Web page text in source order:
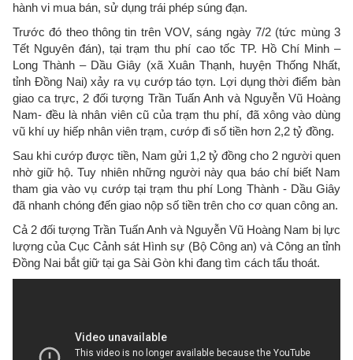
hành vi mua bán, sử dụng trái phép súng đạn.
Trước đó theo thông tin trên VOV, sáng ngày 7/2 (tức mùng 3
Tết Nguyên đán), tại trạm thu phí cao tốc TP. Hồ Chí Minh –
Long Thành – Dầu Giây (xã Xuân Thạnh, huyện Thống Nhất,
tỉnh Đồng Nai) xảy ra vụ cướp táo tợn. Lợi dụng thời điểm bàn
giao ca trực, 2 đối tượng Trần Tuấn Anh và Nguyễn Vũ Hoàng
Nam- đều là nhân viên cũ của trạm thu phí, đã xông vào dùng
vũ khí uy hiếp nhân viên trạm, cướp đi số tiền hơn 2,2 tỷ đồng.
Sau khi cướp được tiền, Nam gửi 1,2 tỷ đồng cho 2 người quen
nhờ giữ hộ. Tuy nhiên những người này qua báo chí biết Nam
tham gia vào vụ cướp tại trạm thu phí Long Thành - Dầu Giây
đã nhanh chóng đến giao nộp số tiền trên cho cơ quan công an.
Cả 2 đối tượng Trần Tuấn Anh và Nguyễn Vũ Hoàng Nam bị lực
lượng của Cục Cảnh sát Hình sự (Bộ Công an) và Công an tỉnh
Đồng Nai bắt giữ tại ga Sài Gòn khi đang tìm cách tẩu thoát.